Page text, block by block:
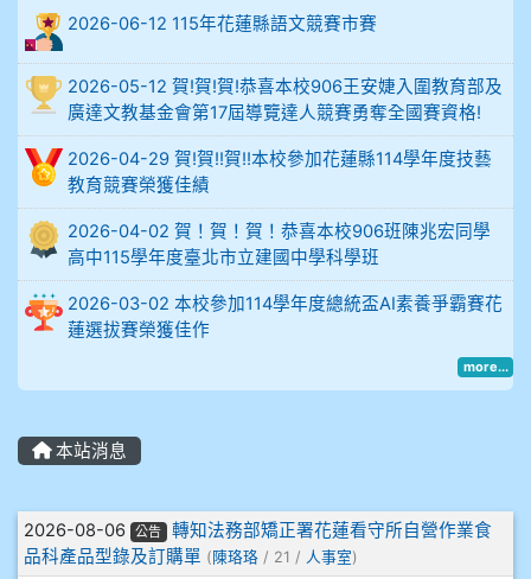
912余 嘉 5A10+
914謝佩臻 5A10+
902蘇奕愷
903陳品帆
904彭子庭
905蔣昇和
905周沛蓉
905鄭瑀安
906江彥臻
907張晏寧
2026-06-12 115年花蓮縣語文競賽市賽
2026-05-12 賀!賀!賀!恭喜本校906王安婕入圍教育部及
廣達文教基金會第17屆導覽達人競賽勇奪全國賽資格!
2026-04-29 賀!賀!!賀!!本校參加花蓮縣114學年度技藝
教育競賽榮獲佳績
2026-04-02 賀！賀！賀！恭喜本校906班陳兆宏同學
高中115學年度臺北市立建國中學科學班
2026-03-02 本校參加114學年度總統盃AI素養爭霸賽花
蓮選拔賽榮獲佳作
more...
本站消息
文章列表
2026-08-06 公告
轉知法務部矯正署花蓮看守所自營作業食
品科產品型錄及訂購單 ( 陳珞珞 / 21 / 人事室)